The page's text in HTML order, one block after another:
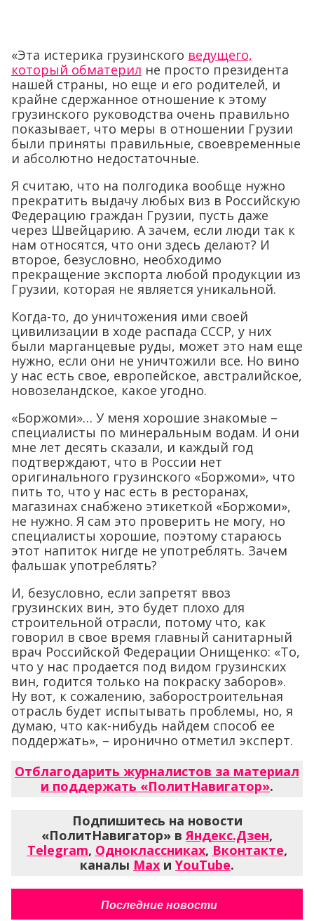
«Эта истерика грузинского ведущего,
который обматерил не просто президента
нашей страны, но еще и его родителей, и
крайне сдержанное отношение к этому
грузинского руководства очень правильно
показывает, что меры в отношении Грузии
были приняты правильные, своевременные
и абсолютно недостаточные.
Я считаю, что на полгодика вообще нужно
прекратить выдачу любых виз в Российскую
Федерацию граждан Грузии, пусть даже
через Швейцарию. А зачем, если люди так к
нам относятся, что они здесь делают? И
второе, безусловно, необходимо
прекращение экспорта любой продукции из
Грузии, которая не является уникальной.
Когда-то, до уничтожения ими своей
цивилизации в ходе распада СССР, у них
были марганцевые руды, может это нам еще
нужно, если они не уничтожили все. Но вино
у нас есть свое, европейское, австралийское,
новозеландское, какое угодно.
«Боржоми»… У меня хорошие знакомые –
специалисты по минеральным водам. И они
мне лет десять сказали, и каждый год
подтверждают, что в России нет
оригинального грузинского «Боржоми», что
пить то, что у нас есть в ресторанах,
магазинах снабжено этикеткой «Боржоми»,
не нужно. Я сам это проверить не могу, но
специалисты хорошие, поэтому стараюсь
этот напиток нигде не употреблять. Зачем
фальшак употреблять?
И, безусловно, если запретят ввоз
грузинских вин, это будет плохо для
строительной отрасли, потому что, как
говорил в свое время главный санитарный
врач Российской Федерации Онищенко: «То,
что у нас продается под видом грузинских
вин, годится только на покраску заборов».
Ну вот, к сожалению, заборостроительная
отрасль будет испытывать проблемы, но, я
думаю, что как-нибудь найдем способ ее
поддержать», – иронично отметил эксперт.
Отблагодарить журналистов за материал
и поддержать «ПолитНавигатор».
Подпишитесь на новости
«ПолитНавигатор» вЯндекс.Дзен,
Telegram, Одноклассниках, Вконтакте,
каналы Max и YouTube.
Последние новости